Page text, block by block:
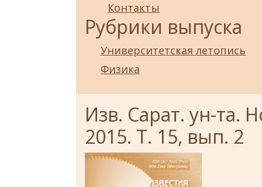
Контакты
Рубрики выпуска
Университетская летопись
Физика
Изв. Сарат. ун-та.
2015. Т. 15, вып. 2